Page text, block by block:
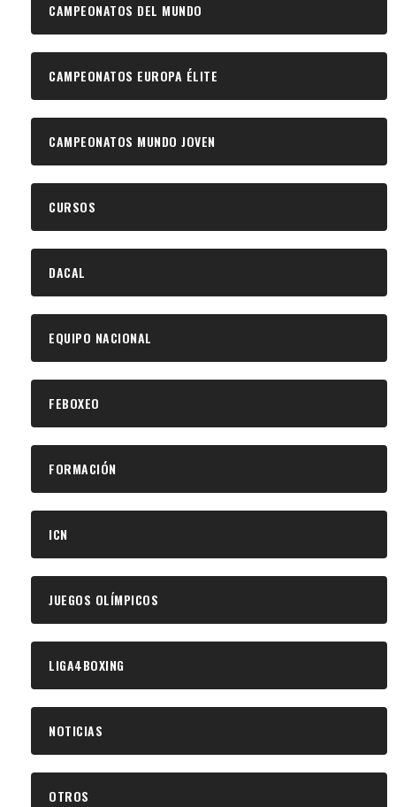
CAMPEONATOS DEL MUNDO
CAMPEONATOS EUROPA ÉLITE
CAMPEONATOS MUNDO JOVEN
CURSOS
DACAL
EQUIPO NACIONAL
FEBOXEO
FORMACIÓN
ICN
JUEGOS OLÍMPICOS
LIGA4BOXING
NOTICIAS
OTROS